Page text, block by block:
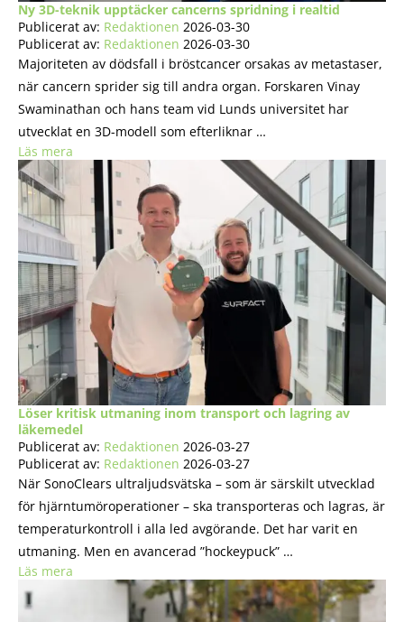
Ny 3D-teknik upptäcker cancerns spridning i realtid
Publicerat av: Redaktionen 2026-03-30
Publicerat av: Redaktionen 2026-03-30
Majoriteten av dödsfall i bröstcancer orsakas av metastaser,
när cancern sprider sig till andra organ. Forskaren Vinay
Swaminathan och hans team vid Lunds universitet har
utvecklat en 3D-modell som efterliknar …
Läs mera
Löser kritisk utmaning inom transport och lagring av
läkemedel
Publicerat av: Redaktionen 2026-03-27
Publicerat av: Redaktionen 2026-03-27
När SonoClears ultraljudsvätska – som är särskilt utvecklad
för hjärntumöroperationer – ska transporteras och lagras, är
temperaturkontroll i alla led avgörande. Det har varit en
utmaning. Men en avancerad ”hockeypuck” …
Läs mera